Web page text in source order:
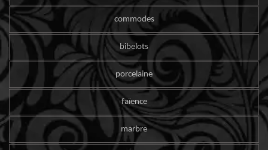
commodes
bibelots
porcelaine
faïence
marbre